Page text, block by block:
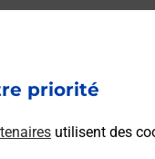
priorité
utilisent des